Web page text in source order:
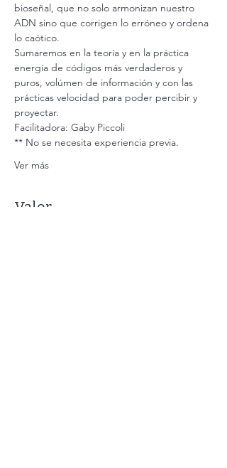
bioseñal, que no solo armonizan nuestro
ADN sino que corrigen lo erróneo y ordena
lo caótico.
Sumaremos en la teoría y en la práctica
energía de códigos más verdaderos y
puros, volúmen de información y con las
prácticas velocidad para poder percibir y
proyectar.
Facilitadora: Gaby Piccoli
** No se necesita experiencia previa.
Ver más
Valor